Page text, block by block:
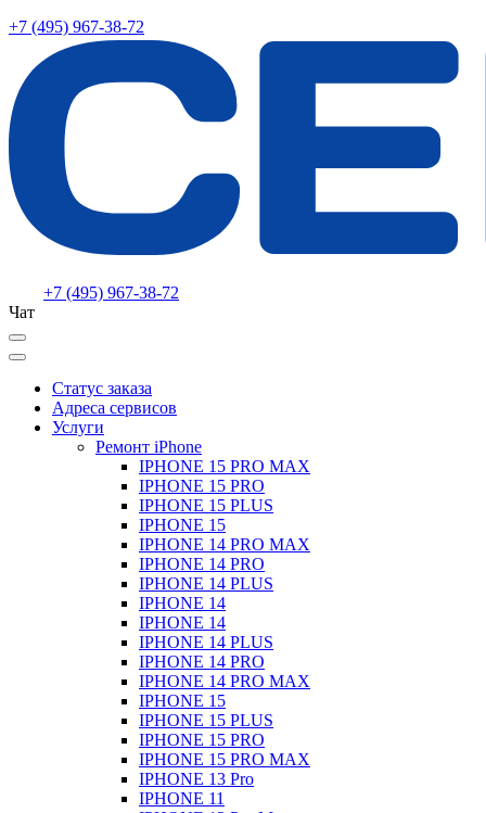
+7 (495) 967-38-72
+7 (495) 967-38-72
Чат
Статус заказа
Адреса сервисов
Услуги
Ремонт iPhone
IPHONE 15 PRO MAX
IPHONE 15 PRO
IPHONE 15 PLUS
IPHONE 15
IPHONE 14 PRO MAX
IPHONE 14 PRO
IPHONE 14 PLUS
IPHONE 14
IPHONE 14
IPHONE 14 PLUS
IPHONE 14 PRO
IPHONE 14 PRO MAX
IPHONE 15
IPHONE 15 PLUS
IPHONE 15 PRO
IPHONE 15 PRO MAX
IPHONE 13 Pro
IPHONE 11